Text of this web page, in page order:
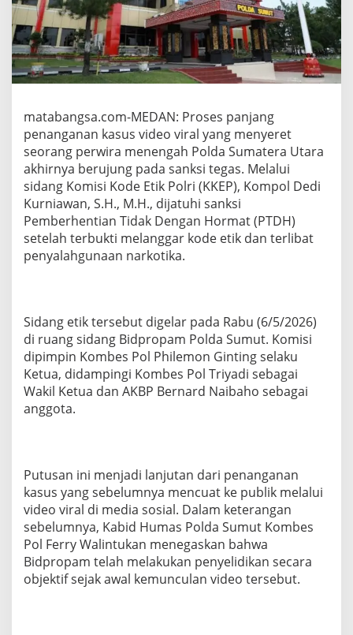
a
n
g
E
t
i
K
o
m
p
o
l
D
K
D
p
t
,
P
o
l
d
t
T
e
g
a
s
k
a
matabangsa.com-MEDAN: Proses panjang
penanganan kasus video viral yang menyeret
seorang perwira menengah Polda Sumatera Utara
akhirnya berujung pada sanksi tegas. Melalui
sidang Komisi Kode Etik Polri (KKEP), Kompol Dedi
Kurniawan, S.H., M.H., dijatuhi sanksi
Pemberhentian Tidak Dengan Hormat (PTDH)
setelah terbukti melanggar kode etik dan terlibat
penyalahgunaan narkotika.
Sidang etik tersebut digelar pada Rabu (6/5/2026)
di ruang sidang Bidpropam Polda Sumut. Komisi
dipimpin Kombes Pol Philemon Ginting selaku
Ketua, didampingi Kombes Pol Triyadi sebagai
Wakil Ketua dan AKBP Bernard Naibaho sebagai
anggota.
Putusan ini menjadi lanjutan dari penanganan
kasus yang sebelumnya mencuat ke publik melalui
video viral di media sosial. Dalam keterangan
sebelumnya, Kabid Humas Polda Sumut Kombes
Pol Ferry Walintukan menegaskan bahwa
Bidpropam telah melakukan penyelidikan secara
objektif sejak awal kemunculan video tersebut.